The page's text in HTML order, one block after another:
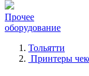
Прочее
оборудование
Тольятти
Принтеры